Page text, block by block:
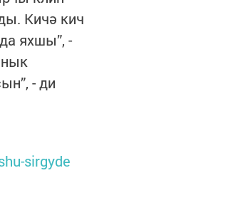
Кичә кич
яхшы”, -
- ди
sirgyde